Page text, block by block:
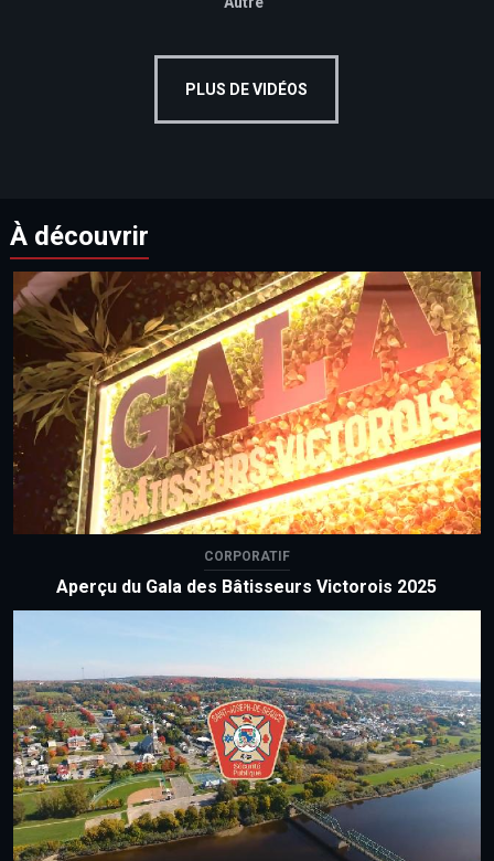
PLUS DE VIDÉOS
À découvrir
CORPORATIF
Aperçu du Gala des Bâtisseurs Victorois 2025